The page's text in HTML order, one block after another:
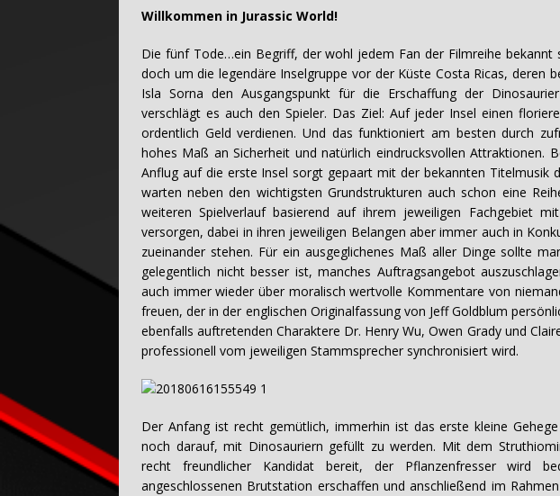
Willkommen in Jurassic World!
Die fünf Tode…ein Begriff, der wohl jedem Fan der Filmreihe bekannt
doch um die legendäre Inselgruppe vor der Küste Costa Ricas, deren
Isla Sorna den Ausgangspunkt für die Erschaffung der
verschlägt es auch den Spieler. Das Ziel: Auf jeder Insel einen
ordentlich Geld verdienen. Und das funktioniert am besten durch
hohes Maß an Sicherheit und natürlich eindrucksvollen Attraktionen.
Anflug auf die erste Insel sorgt gepaart mit der bekannten Titelmusik
warten neben den wichtigsten Grundstrukturen auch schon eine
weiteren Spielverlauf basierend auf ihrem jeweiligen Fachgebiet
versorgen, dabei in ihren jeweiligen Belangen aber immer auch in
zueinander stehen. Für ein ausgeglichenes Maß aller Dinge sollte
gelegentlich nicht besser ist, manches Auftragsangebot
auch immer wieder über moralisch wertvolle Kommentare von
freuen, der in der englischen Originalfassung von Jeff Goldblum
ebenfalls auftretenden Charaktere Dr. Henry Wu, Owen Grady und
professionell vom jeweiligen Stammsprecher synchronisiert wird.
Der Anfang ist recht gemütlich, immerhin ist das erste kleine
noch darauf, mit Dinosauriern gefüllt zu werden. Mit dem
recht freundlicher Kandidat bereit, der Pflanzenfresser wird
angeschlossenen Brutstation erschaffen und anschließend im